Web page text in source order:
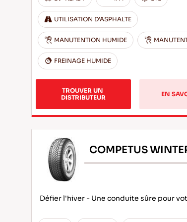
UTILISATION D'ASPHALTE
MANUTENTION HUMIDE
FREINAGE HUMIDE
TROUVER UN
DISTRIBUTEUR
EN
COMPETUS
Défier l'hiver - Une conduite sûre pour